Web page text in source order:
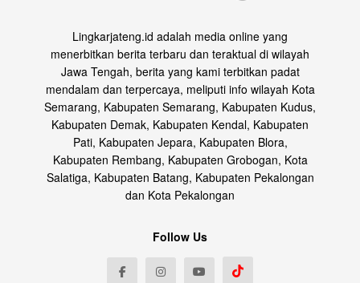
Lingkarjateng.id adalah media online yang
menerbitkan berita terbaru dan teraktual di wilayah
Jawa Tengah, berita yang kami terbitkan padat
mendalam dan terpercaya, meliputi info wilayah Kota
Semarang, Kabupaten Semarang, Kabupaten Kudus,
Kabupaten Demak, Kabupaten Kendal, Kabupaten
Pati, Kabupaten Jepara, Kabupaten Blora,
Kabupaten Rembang, Kabupaten Grobogan, Kota
Salatiga, Kabupaten Batang, Kabupaten Pekalongan
dan Kota Pekalongan
Follow Us